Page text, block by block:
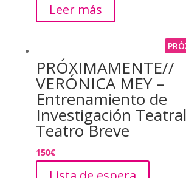
Leer más
PRÓXIMAMENTE//
VERÓNICA MEY –
Entrenamiento de
Investigación
Teatro Breve
150€